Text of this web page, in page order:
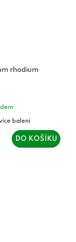
rhodium
DO KOŠÍKU